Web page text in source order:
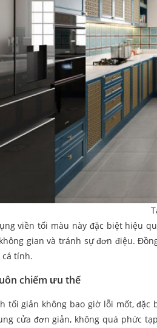
viền tối màu này đặc biệt hiệu
gian và tránh sự đơn điệu.
cá tính.
chiếm ưu thế
tối giản không bao giờ lỗi mốt,
cửa đơn giản, không quá phức